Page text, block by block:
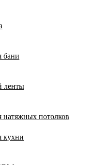
бани
ленты
натяжных потолков
кухни